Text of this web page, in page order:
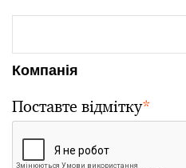
Компанія
Поставте відмітку*